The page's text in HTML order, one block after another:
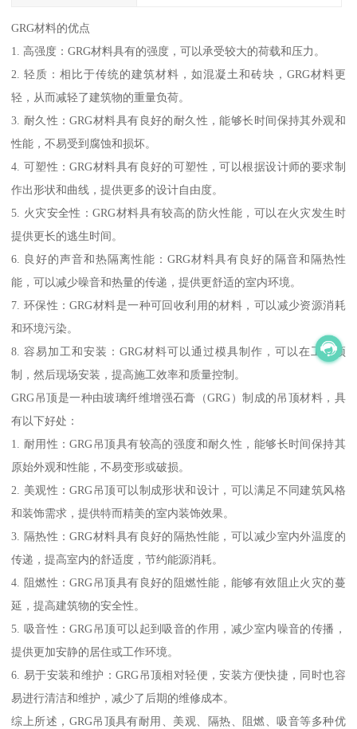
GRG材料的优点
1. 高强度：GRG材料具有的强度，可以承受较大的荷载和压力。
2. 轻质：相比于传统的建筑材料，如混凝土和砖块，GRG材料更
轻，从而减轻了建筑物的重量负荷。
3. 耐久性：GRG材料具有良好的耐久性，能够长时间保持其外观和
性能，不易受到腐蚀和损坏。
4. 可塑性：GRG材料具有良好的可塑性，可以根据设计师的要求制
作出形状和曲线，提供更多的设计自由度。
5. 火灾安全性：GRG材料具有较高的防火性能，可以在火灾发生时
提供更长的逃生时间。
6. 良好的声音和热隔离性能：GRG材料具有良好的隔音和隔热性
能，可以减少噪音和热量的传递，提供更舒适的室内环境。
7. 环保性：GRG材料是一种可回收利用的材料，可以减少资源消耗
和环境污染。
8. 容易加工和安装：GRG材料可以通过模具制作，可以在工厂预
制，然后现场安装，提高施工效率和质量控制。
GRG吊顶是一种由玻璃纤维增强石膏（GRG）制成的吊顶材料，具
有以下好处：
1. 耐用性：GRG吊顶具有较高的强度和耐久性，能够长时间保持其
原始外观和性能，不易变形或破损。
2. 美观性：GRG吊顶可以制成形状和设计，可以满足不同建筑风格
和装饰需求，提供特而精美的室内装饰效果。
3. 隔热性：GRG材料具有良好的隔热性能，可以减少室内外温度的
传递，提高室内的舒适度，节约能源消耗。
4. 阻燃性：GRG吊顶具有良好的阻燃性能，能够有效阻止火灾的蔓
延，提高建筑物的安全性。
5. 吸音性：GRG吊顶可以起到吸音的作用，减少室内噪音的传播，
提供更加安静的居住或工作环境。
6. 易于安装和维护：GRG吊顶相对轻便，安装方便快捷，同时也容
易进行清洁和维护，减少了后期的维修成本。
综上所述，GRG吊顶具有耐用、美观、隔热、阻燃、吸音等多种优